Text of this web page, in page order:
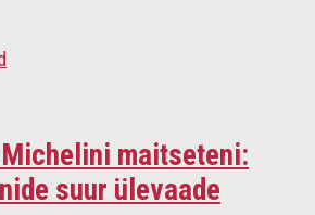
maitseteni:
suur ülevaade